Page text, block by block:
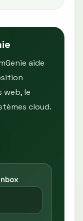
aide
web, le
cloud.